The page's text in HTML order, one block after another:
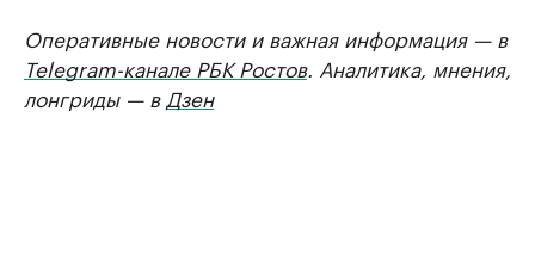
Оперативные новости и важная информация — в
Telegram-канале РБК Ростов. Аналитика, мнения,
лонгриды — в Дзен